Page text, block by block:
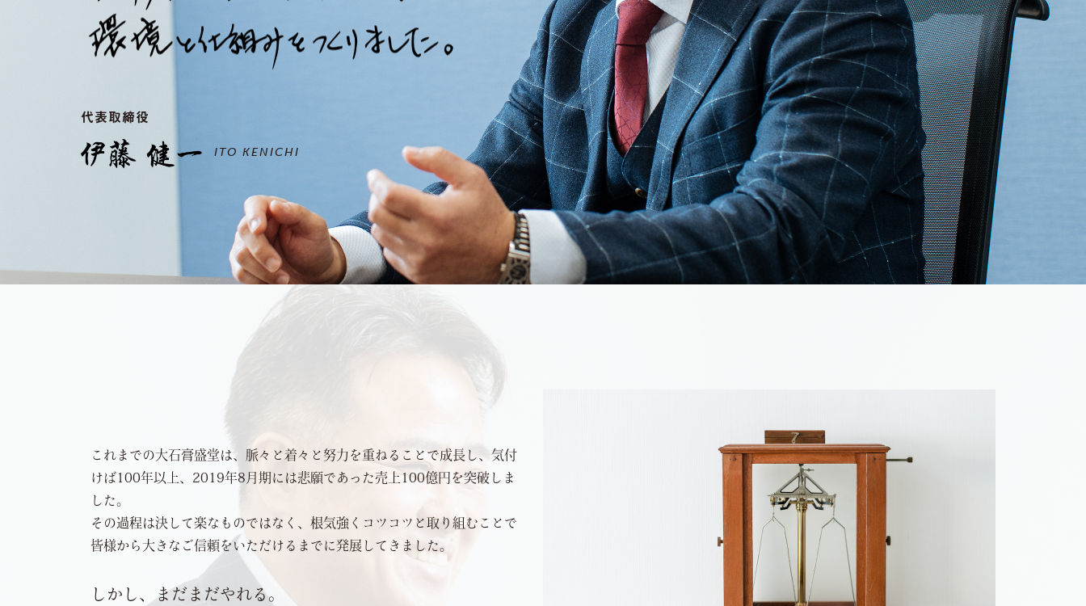
代表取締役
ITO KENICHI
これまでの大石膏盛堂は、脈々と着々と努力を重ねることで成長し、気付
けば100年以上、2019年8月期には悲願であった売上100億円を突破しま
した。
その過程は決して楽なものではなく、根気強くコツコツと取り組むことで
皆様から大きなご信頼をいただけるまでに発展してきました。
しかし、まだまだやれる。